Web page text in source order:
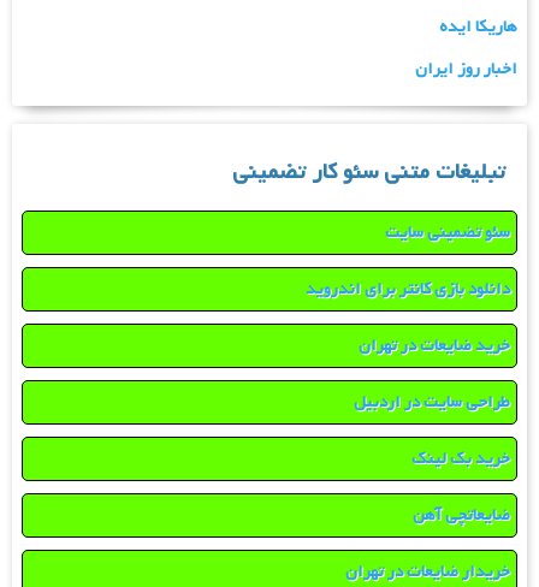
هاریکا ایده
اخبار روز ایران
تبلیغات متنی سئو کار تضمینی
سئو تضمینی سایت
دانلود بازی کانتر برای اندروید
خرید ضایعات در تهران
طراحی سایت در اردبیل
خرید بک لینک
ضایعاتچی آهن
خریدار ضایعات در تهران